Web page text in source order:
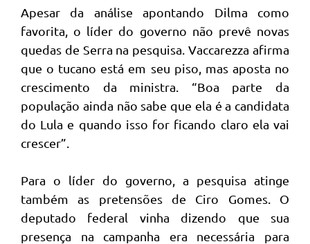
Apesar da análise apontando Dilma como
favorita, o líder do governo não prevê novas
quedas de Serra na pesquisa. Vaccarezza afirma
que o tucano está em seu piso, mas aposta no
crescimento da ministra. “Boa parte da
população ainda não sabe que ela é a candidata
do Lula e quando isso for ficando claro ela vai
crescer”.
Para o líder do governo, a pesquisa atinge
também as pretensões de Ciro Gomes. O
deputado federal vinha dizendo que sua
presença na campanha era necessária para